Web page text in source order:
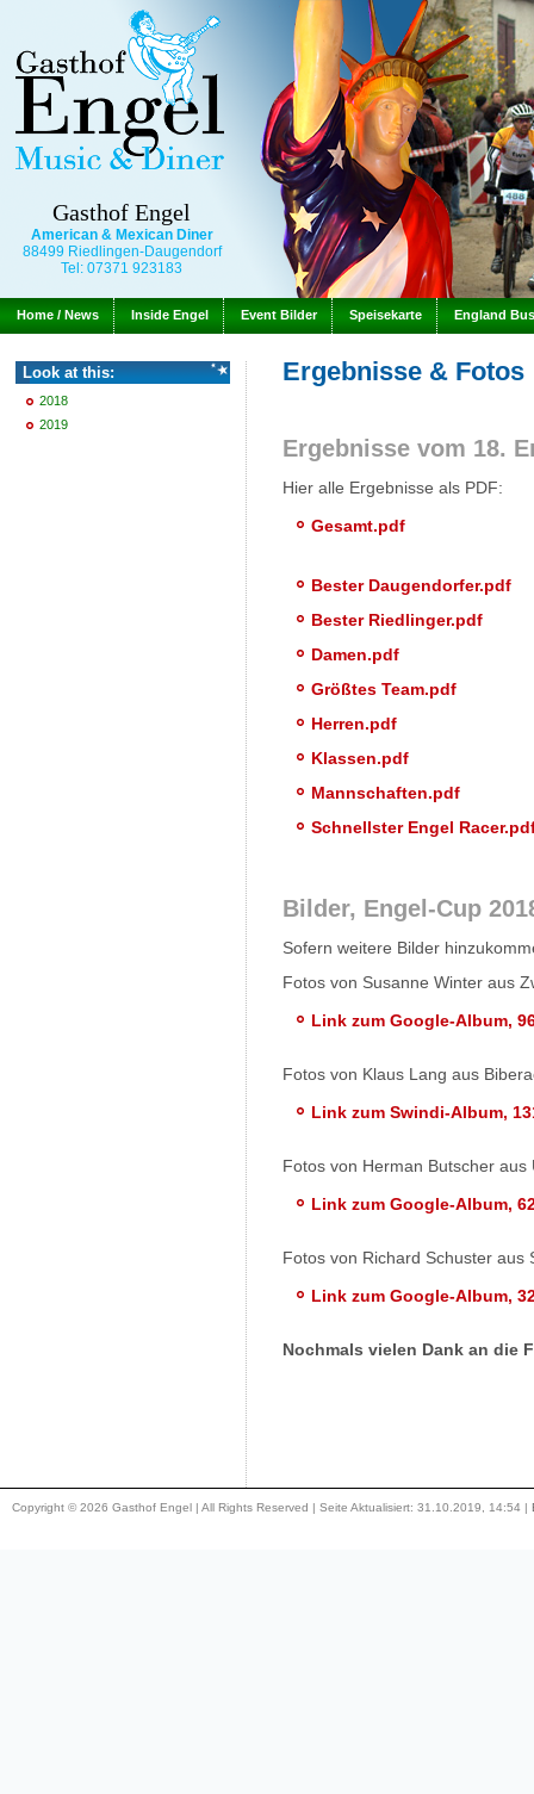
Gasthof Engel
American & Mexican Diner
88499 Riedlingen-Daugendorf
Tel: 07371 923183
Home / News Inside Engel Event Bilder Speisekarte England Bus
Look at this:
2018
2019
Ergebnisse & Fotos
Ergebnisse vom 18.
Hier alle Ergebnisse als PDF:
Gesamt.pdf
Bester Daugendorfer.pdf
Bester Riedlinger.pdf
Damen.pdf
Größtes Team.pdf
Herren.pdf
Klassen.pdf
Mannschaften.pdf
Schnellster Engel
Bilder, Engel-Cup
Sofern weitere Bilder
Fotos von Susanne Winter aus
Link zum Google-Album,
Fotos von Klaus Lang aus
Link zum Swindi-Album,
Fotos von Herman Butscher aus
Link zum Google-Album,
Fotos von Richard Schuster aus
Link zum Google-Album,
Nochmals vielen Dank an die
Copyright © 2026 Gasthof Engel | All Rights Reserved | Seite Aktualisiert: 31.10.2019, 14:54 |